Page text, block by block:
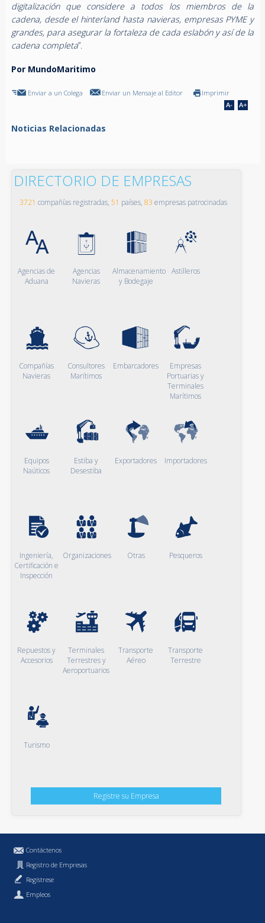
digitalización que considere a todos los miembros de la
cadena, desde el hinterland hasta navieras, empresas PYME y
grandes, para asegurar la fortaleza de cada eslabón y así de la
cadena completa”.
Por MundoMaritimo
Enviar a un Colega Enviar un Mensaje al Editor Imprimir
Noticias Relacionadas
DIRECTORIO DE EMPRESAS
3721 compañías registradas, 51 países, 83 empresas patrocinadas
Agencias de
Aduana
Agencias
Navieras
Almacenamiento
y Bodegaje
Astilleros
Compañías
Navieras
Consultores
Marítimos
Embarcadores
Empresas
Portuarias y
Terminales
Marítimos
Equipos
Naúticos
Estiba y
Desestiba
Exportadores Importadores
Ingeniería,
Certificación e
Inspección
Organizaciones Otras Pesqueros
Repuestos y
Accesorios
Terminales
Terrestres y
Aeroportuarios
Transporte
Aéreo
Transporte
Terrestre
Turismo
Registre su Empresa
Contáctenos
Registro de Empresas
Regístrese
Empleos